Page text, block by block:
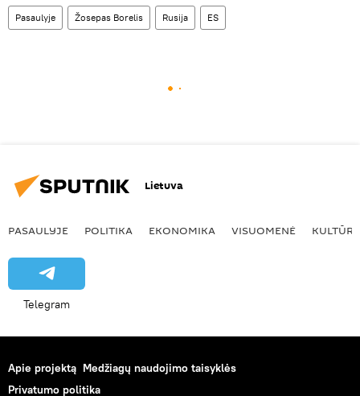
Pasaulyje Žosepas Borelis Rusija ES
Lietuva
PASAULYJE POLITIKA EKONOMIKA VISUOMENĖ KULTŪRA
Telegram
Apie projektą Medžiagų naudojimo taisyklės
Privatumo politika